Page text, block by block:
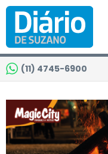
(11) 4745-6900